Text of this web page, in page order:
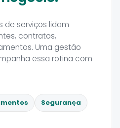
de serviços lidam
contratos,
Uma gestão
essa rotina com
Segurança